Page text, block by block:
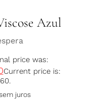
Azul
price was:
Current price is:
juros